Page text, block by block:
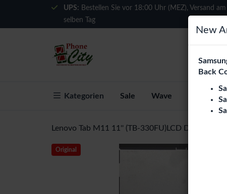
UPS: Bestellen Sie vor 18:00 Uhr (MEZ), Versand am
selben Tag
Kategorien Sale Wave Über
Lenovo Tab M11 11'' (TB-330FU)LCD Display
Original
New
Back